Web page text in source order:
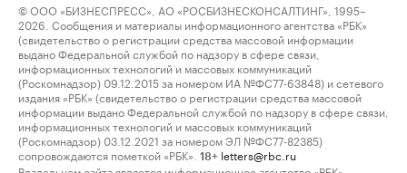
© ООО «БИЗНЕСПРЕСС», АО «РОСБИЗНЕСКОНСАЛТИНГ», 1995–
2026. Сообщения и материалы информационного агентства «РБК»
(свидетельство о регистрации средства массовой информации
выдано Федеральной службой по надзору в сфере связи,
информационных технологий и массовых коммуникаций
(Роскомнадзор) 09.12.2015 за номером ИА №ФС77-63848) и сетевого
издания «РБК» (свидетельство о регистрации средства массовой
информации выдано Федеральной службой по надзору в сфере связи,
информационных технологий и массовых коммуникаций
(Роскомнадзор) 03.12.2021 за номером ЭЛ №ФС77-82385)
сопровождаются пометкой «РБК».
18+ letters@rbc.ru